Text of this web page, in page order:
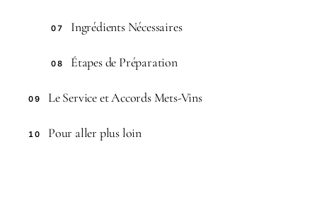
07 Ingrédients Nécessaires
08 Étapes de Préparation
09 Le Service et Accords Mets-Vins
10 Pour aller plus loin